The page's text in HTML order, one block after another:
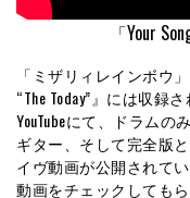
「Your
「ミザリィレインボウ」
“The Today”』には収録
YouTubeにて、ドラム
ギター、そして完全版
イヴ動画が公開されて
動画をチェックしてもら